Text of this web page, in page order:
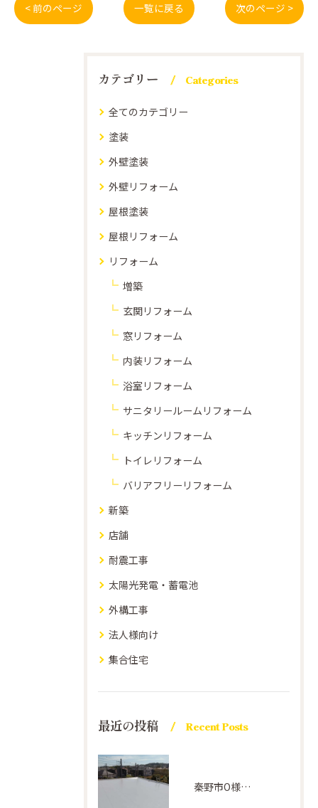
< 前のページ 一覧に戻る 次のページ >
カテゴリー Categories
全てのカテゴリー
塗装
外壁塗装
外壁リフォーム
屋根塗装
屋根リフォーム
リフォーム
増築
玄関リフォーム
窓リフォーム
内装リフォーム
浴室リフォーム
サニタリールームリフォーム
キッチンリフォーム
トイレリフォーム
バリアフリーリフォーム
新築
店舗
耐震工事
太陽光発電・蓄電池
外構工事
法人様向け
集合住宅
最近の投稿 Recent Posts
秦野市O様邸屋上防水(アトレーヌ グレー)